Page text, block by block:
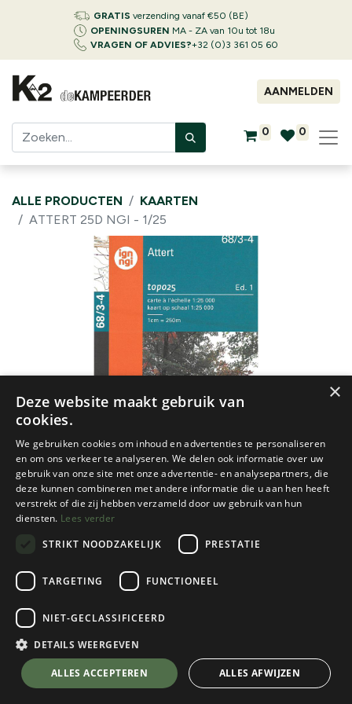
GRATIS verzending vanaf €50 (BE)
OPENINGSUREN MA - ZA van 10u tot 18u
VRAGEN OF ADVIES?+32 (0)3 361 05 60
AANMELDEN
0 0
ALLE PRODUCTEN
KAARTEN
ATTERT 25D NGI - 1/25
NGI
Attert 25d ngi - 1/25
€8,50
💬 Stel je vraag over dit product via WhatsApp
×
Deze website maakt gebruik van
cookies.
We gebruiken cookies om inhoud en advertenties te personaliseren
en om ons verkeer te analyseren. We delen ook informatie over uw
gebruik van onze site met onze advertentie- en analysepartners, die
deze kunnen combineren met andere informatie die u aan hen heeft
verstrekt of die zij hebben verzameld door uw gebruik van hun
diensten. Lees verder
STRIKT NOODZAKELIJK
PRESTATIE
TARGETING FUNCTIONEEL
NIET-GECLASSIFICEERD
DETAILS WEERGEVEN
ALLES ACCEPTEREN ALLES AFWIJZEN